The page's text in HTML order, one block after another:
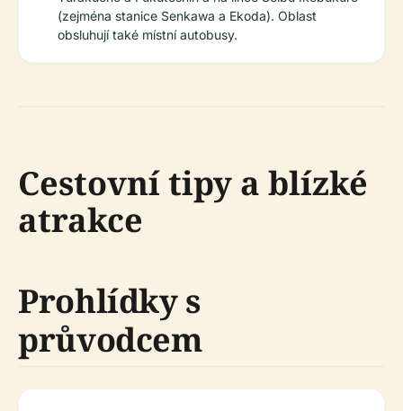
(zejména stanice Senkawa a Ekoda). Oblast
obsluhují také místní autobusy.
Cestovní tipy a blízké
atrakce
Prohlídky s
průvodcem